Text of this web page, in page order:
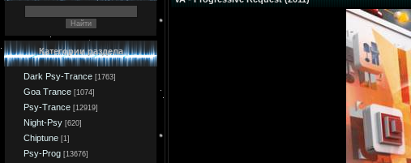
Категории раздела
Dark Psy-Trance [1763]
Goa Trance [1074]
Psy-Trance [12919]
Night-Psy [620]
Chiptune [1]
Psy-Prog [13676]